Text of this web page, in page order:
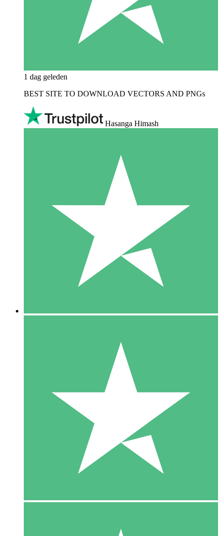
1 dag geleden
BEST SITE TO DOWNLOAD VECTORS AND PNGs
Hasanga Himash